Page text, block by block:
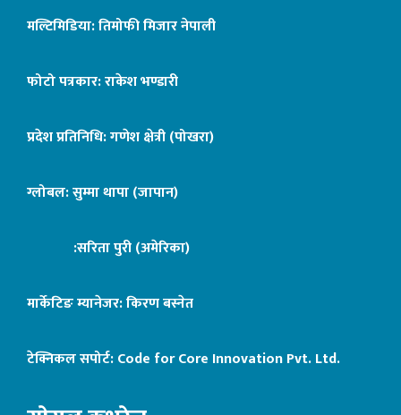
मल्टिमिडिया: तिमोफी मिजार नेपाली
फोटो पत्रकार: राकेश भण्डारी
प्रदेश प्रतिनिधि: गणेश क्षेत्री (पोखरा)
ग्लोबल: सुम्मा थापा (जापान)
:सरिता पुरी (अमेरिका)
मार्केटिङ म्यानेजर: किरण बस्नेत
टेक्निकल सपोर्ट:Code for Core Innovation Pvt. Ltd.